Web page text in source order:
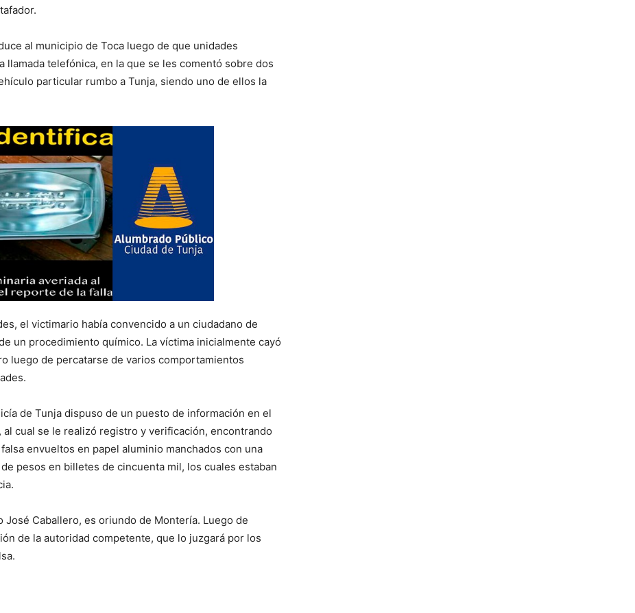
al municipio de Toca luego de que unidades
llamada telefónica, en la que se les comentó sobre dos
particular rumbo a Tunja, siendo uno de ellos la
el victimario había convencido a un ciudadano de
un procedimiento químico. La víctima inicialmente cayó
luego de percatarse de varios comportamientos
de Tunja dispuso de un puesto de información en el
cual se le realizó registro y verificación, encontrando
envueltos en papel aluminio manchados con una
pesos en billetes de cincuenta mil, los cuales estaban
Caballero, es oriundo de Montería. Luego de
de la autoridad competente, que lo juzgará por los